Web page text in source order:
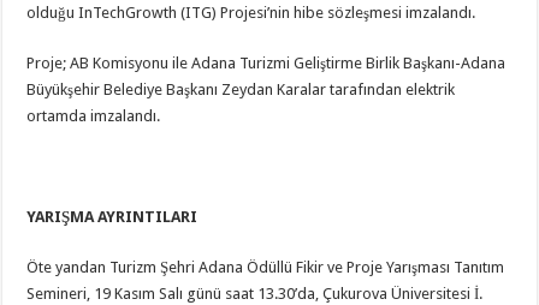
olduğu InTechGrowth (ITG) Projesi’nin hibe sözleşmesi imzalandı.
Proje; AB Komisyonu ile Adana Turizmi Geliştirme Birlik Başkanı-Adana
Büyükşehir Belediye Başkanı Zeydan Karalar tarafından elektrik
ortamda imzalandı.
YARIŞMA AYRINTILARI
Öte yandan Turizm Şehri Adana Ödüllü Fikir ve Proje Yarışması Tanıtım
Semineri, 19 Kasım Salı günü saat 13.30’da, Çukurova Üniversitesi İ.